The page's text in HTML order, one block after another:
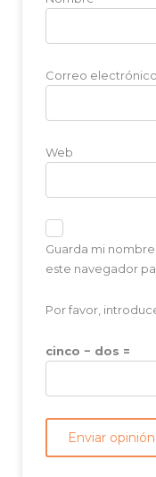
Correo electrónico
Web
Guarda mi
este navegador
Por favor,
cinco − dos =